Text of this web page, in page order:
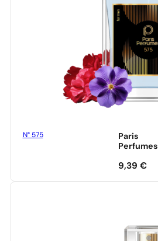
N° 575
Paris
Perfumes
9,39 €